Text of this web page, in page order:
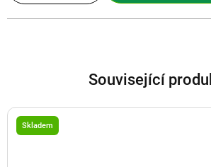
Související
Skladem